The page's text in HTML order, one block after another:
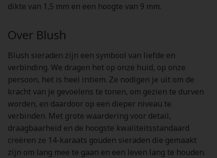
dikte van 1,5 mm en een hoogte van 9 mm.
Over Blush
Blush sieraden zijn een symbool van liefde en
verbinding. We dragen het op onze huid, op onze
persoon, het is heel intiem. Ze nodigen je uit om de
kracht van je gevoelens te tonen, om gezien te durven
worden, en daardoor op een dieper niveau te
verbinden. Met grote waardering voor detail,
draagbaarheid en de hoogste kwaliteitsstandaard
creëren ze 14-karaats gouden sieraden die gemaakt
zijn om lang mee te gaan en een leven lang te houden.